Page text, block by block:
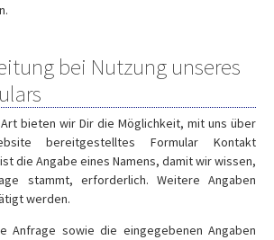
bei Nutzung unseres
bieten wir Dir die Möglichkeit, mit uns über
bereitgestelltes Formular Kontakt
die Angabe eines Namens, damit wir wissen,
stammt, erforderlich. Weitere Angaben
werden.
Anfrage sowie die eingegebenen Angaben